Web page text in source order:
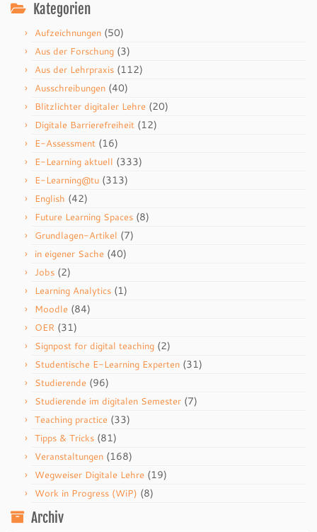
Kategorien
Aufzeichnungen (50)
Aus der Forschung (3)
Aus der Lehrpraxis (112)
Ausschreibungen (40)
Blitzlichter digitaler Lehre (20)
Digitale Barrierefreiheit (12)
E-Assessment (16)
E-Learning aktuell (333)
E-Learning@tu (313)
English (42)
Future Learning Spaces (8)
Grundlagen-Artikel (7)
in eigener Sache (40)
Jobs (2)
Learning Analytics (1)
Moodle (84)
OER (31)
Signpost for digital teaching (2)
Studentische E-Learning Experten (31)
Studierende (96)
Studierende im digitalen Semester (7)
Teaching practice (33)
Tipps & Tricks (81)
Veranstaltungen (168)
Wegweiser Digitale Lehre (19)
Work in Progress (WiP) (8)
Archiv